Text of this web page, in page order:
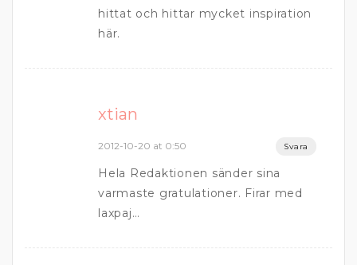
hittat och hittar mycket inspiration
här.
xtian
2012-10-20 at 0:50 Svara
Hela Redaktionen sänder sina
varmaste gratulationer. Firar med
laxpaj…